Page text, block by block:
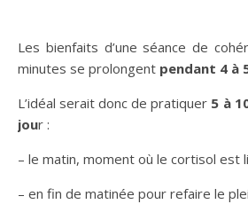
Les bienfaits d’une séance de
minutes se prolongent pendant 4 à
L’idéal serait donc de pratiquer 5 à
jour :
– le matin, moment où le cortisol est
– en fin de matinée pour refaire le